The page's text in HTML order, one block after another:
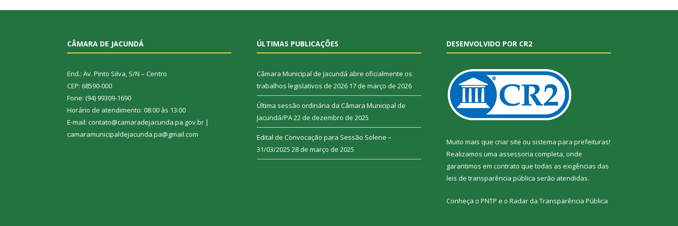
CÂMARA DE JACUNDÁ
End.: Av. Pinto Silva, S/N – Centro
CEP: 68590-000
Fone: (94) 99309-1690
Horário de atendimento: 08:00 às 13:00
E-mail: contato@camaradejacunda.pa.gov.br |
camaramunicipaldejacunda.pa@gmail.com
ÚLTIMAS PUBLICAÇÕES
Câmara Municipal de Jacundá abre oficialmente os
trabalhos legislativos de 2026 17 de março de 2026
Última sessão ordinária da Câmara Municipal de
Jacundá/PA22 de dezembro de 2025
Edital de Convocação para Sessão Solene –
31/03/2025 28 de março de 2025
DESENVOLVIDO POR CR2
Muito mais que criar site ou sistema para prefeituras!
Realizamos uma assessoria completa, onde
garantimos em contrato que todas as exigências das
leis de transparência pública serão atendidas.
Conheça o PNTP e o Radar da Transparência Pública